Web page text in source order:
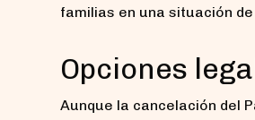
familias en una situación
Opciones
Aunque la cancelación del